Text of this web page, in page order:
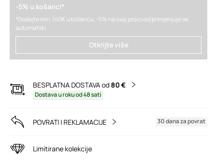
-5% u košarici*
*Dodajte min. 140€ u košaricu, -5% na ovaj proizvod primjenjuje se
automatski.
Otkrijte više
BESPLATNA DOSTAVA od80 €
Dostava u roku od 48 sati
POVRATI I REKLAMACIJE 30 dana za povrat
Limitirane kolekcije